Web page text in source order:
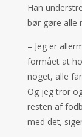
Han
bør gøre alle
– Jeg er
formået at
noget, alle
Og jeg tror
resten af
med det,